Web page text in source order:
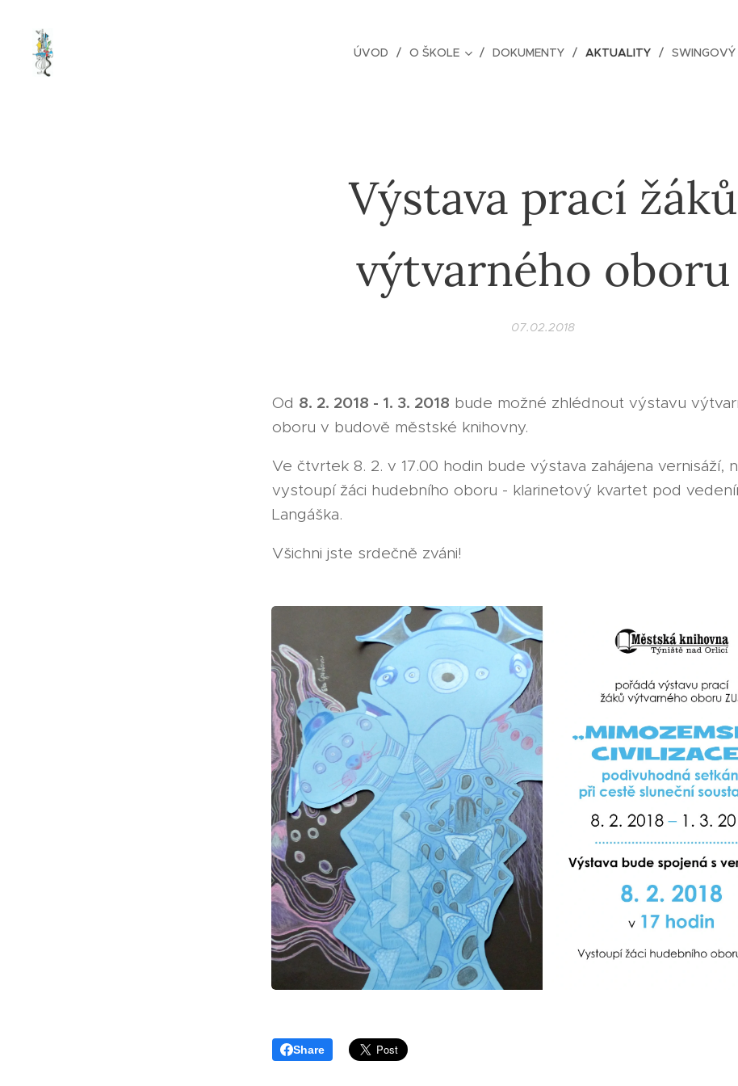
ÚVOD O ŠKOLE DOKUMENTY AKTUALITY
Výstava prací žáků
výtvarného oboru
07.02.2018
Od 8. 2. 2018 - 1. 3. 2018 bude možné zhlédnout výstavu
oboru v budově městské knihovny.
Ve čtvrtek 8. 2. v 17.00 hodin bude výstava zahájena vernisáží,
vystoupí žáci hudebního oboru - klarinetový kvartet pod
Langáška.
Všichni jste srdečně zváni!
Share